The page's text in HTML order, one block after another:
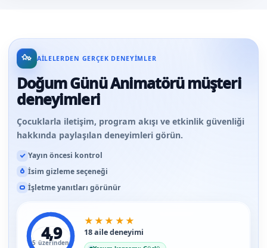
AILELERDEN GERÇEK DENEYIMLER
Doğum Günü Animatörü müşteri
deneyimleri
Çocuklarla iletişim, program akışı ve etkinlik güvenliği
hakkında paylaşılan deneyimleri görün.
Yayın öncesi kontrol
İsim gizleme seçeneği
İşletme yanıtları görünür
4,9
5 üzerinden
★ ★ ★ ★ ★
18 aile deneyimi